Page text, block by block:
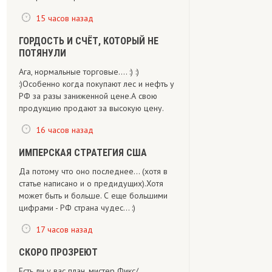
15 часов назад
ГОРДОСТЬ И СЧЁТ, КОТОРЫЙ НЕ
ПОТЯНУЛИ
Ага, нормальные торговые.... :) :)
:)Особенно когда покупают лес и нефть у
РФ за разы заниженной цене.А свою
продукцию продают за высокую цену.
16 часов назад
ИМПЕРСКАЯ СТРАТЕГИЯ США
Да потому что оно последнее... (хотя в
статье написано и о предидущих).Хотя
может быть и больше. С еще большими
цифрами - РФ страна чудес... :)
17 часов назад
СКОРО ПРОЗРЕЮТ